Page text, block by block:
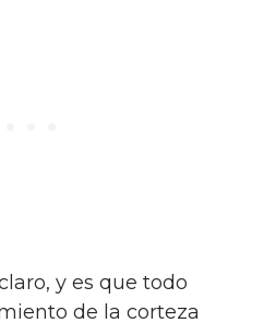
y es que todo
de la corteza